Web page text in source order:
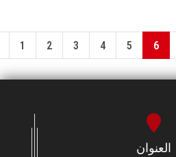
1 2 3 4 5 6
العنوان